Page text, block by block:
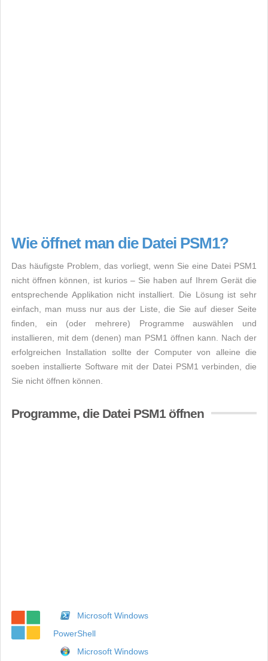
Wie öffnet man die Datei PSM1?
Das häufigste Problem, das vorliegt, wenn Sie eine Datei PSM1
nicht öffnen können, ist kurios – Sie haben auf Ihrem Gerät die
entsprechende Applikation nicht installiert. Die Lösung ist sehr
einfach, man muss nur aus der Liste, die Sie auf dieser Seite
finden, ein (oder mehrere) Programme auswählen und
installieren, mit dem (denen) man PSM1 öffnen kann. Nach der
erfolgreichen Installation sollte der Computer von alleine die
soeben installierte Software mit der Datei PSM1 verbinden, die
Sie nicht öffnen können.
Programme, die Datei PSM1 öffnen
Microsoft Windows
PowerShell
Microsoft Windows